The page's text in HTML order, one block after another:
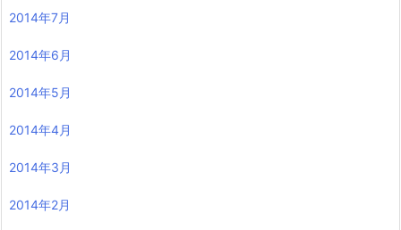
2014年7月
2014年6月
2014年5月
2014年4月
2014年3月
2014年2月